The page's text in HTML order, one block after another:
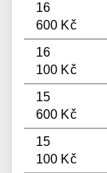
16
600 Kč
16
100 Kč
15
600 Kč
15
100 Kč